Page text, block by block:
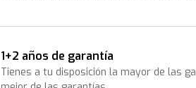
1+2 años de garantía
Tienes a tu disposición la mayor de las